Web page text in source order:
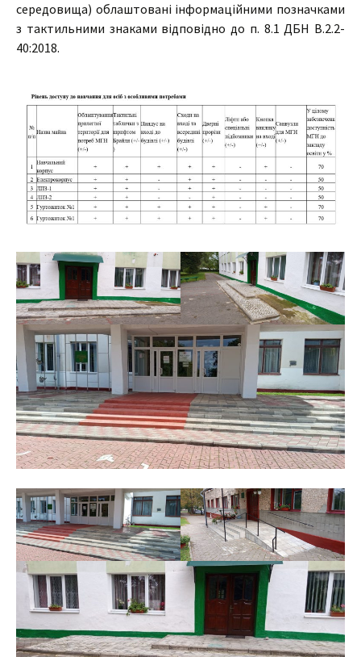
середовища) облаштовані інформаційними позначками
з тактильними знаками відповідно до п. 8.1 ДБН В.2.2-
40:2018.